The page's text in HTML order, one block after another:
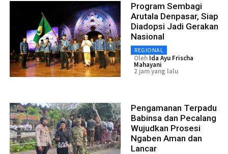
Program Sembagi
Arutala Denpasar, Siap
Diadopsi Jadi Gerakan
Nasional
REGIONAL
Oleh Ida Ayu Frischa
Mahayani
2 jam yang lalu
Pengamanan Terpadu
Babinsa dan Pecalang
Wujudkan Prosesi
Ngaben Aman dan
Lancar